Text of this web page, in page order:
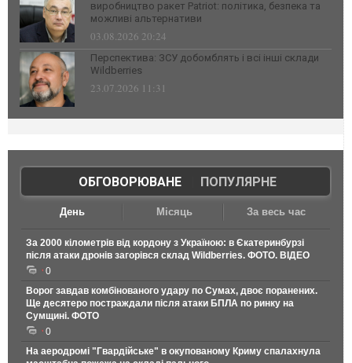
виробництво ракет Patriot: політика, безпека та
можливі альтернативи
03.08.2026 20:24
Перспектива: ЗСУ добомблять і всі інші склади
Wildberries
23.07.2026 11:31
ОБГОВОРЮВАНЕ| ПОПУЛЯРНЕ
День Місяць За весь час
За 2000 кілометрів від кордону з Україною: в Єкатеринбурзі
після атаки дронів загорівся склад Wildberries. ФОТО. ВІДЕО
0
Ворог завдав комбінованого удару по Сумах, двоє поранених.
Ще десятеро постраждали після атаки БПЛА по ринку на
Сумщині. ФОТО
0
На аеродромі "Гвардійське" в окупованому Криму спалахнула